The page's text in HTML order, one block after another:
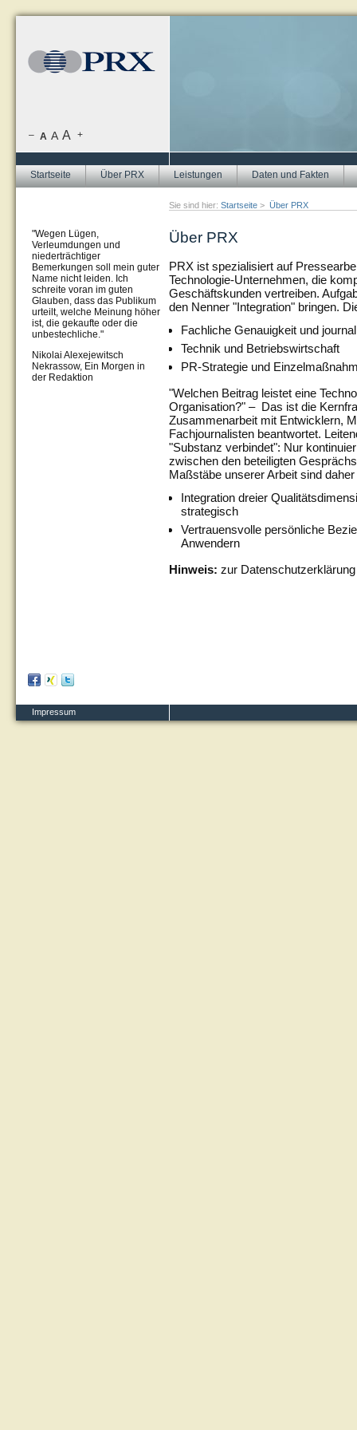
Startseite Über PRX Leistungen Daten und Fakten
Sie sind hier: Startseite > Über PRX
Über PRX
PRX ist spezialisiert auf
Technologie-Unternehmen, die
Geschäftskunden vertreiben.
den Nenner "Integration" bringen.
Fachliche Genauigkeit und
Technik und Betriebswirtschaft
PR-Strategie und
"Welchen Beitrag leistet eine
Organisation?" – Das ist die
Zusammenarbeit mit Entwicklern,
Fachjournalisten beantwortet.
"Substanz verbindet": Nur
zwischen den beteiligten
Maßstäbe unserer Arbeit sind
Integration dreier
strategisch
Vertrauensvolle persönliche
Anwendern
Hinweis: zur
"Wegen Lügen,
Verleumdungen und
niederträchtiger
Bemerkungen soll mein guter
Name nicht leiden. Ich
schreite voran im guten
Glauben, dass das Publikum
urteilt, welche Meinung höher
ist, die gekaufte oder die
unbestechliche."
Nikolai Alexejewitsch
Nekrassow, Ein Morgen in
der Redaktion
– A A A +
Impressum